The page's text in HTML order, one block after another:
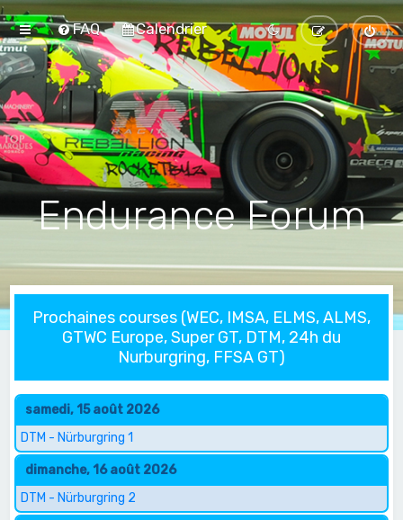
FAQ Calendrier
Endurance Forum
Prochaines courses (WEC, IMSA, ELMS, ALMS,
GTWC Europe, Super GT, DTM, 24h du
Nurburgring, FFSA GT)
samedi, 15 août 2026
DTM - Nürburgring 1
dimanche, 16 août 2026
DTM - Nürburgring 2